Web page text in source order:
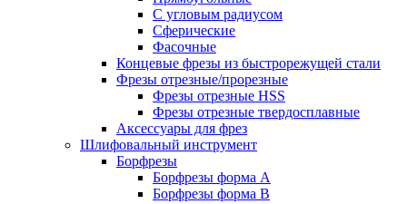
С угловым радиусом
Сферические
Фасочные
Концевые фрезы из быстрорежущей стали
Фрезы отрезные/прорезные
Фрезы отрезные HSS
Фрезы отрезные твердосплавные
Аксессуары для фрез
Шлифовальный инструмент
Борфрезы
Борфрезы форма A
Борфрезы форма B